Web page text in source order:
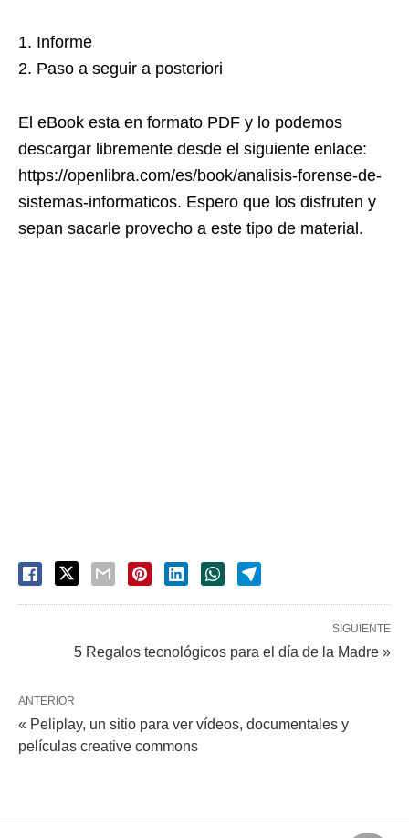
1. Informe
2. Paso a seguir a posteriori
El eBook esta en formato PDF y lo podemos
descargar libremente desde el siguiente enlace:
https://openlibra.com/es/book/analisis-forense-de-
sistemas-informaticos. Espero que los disfruten y
sepan sacarle provecho a este tipo de material.
SIGUIENTE
5 Regalos tecnológicos para el día de la Madre »
ANTERIOR
« Peliplay, un sitio para ver vídeos, documentales y
películas creative commons